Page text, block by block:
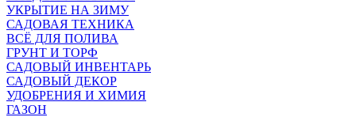
УКРЫТИЕ НА ЗИМУ
САДОВАЯ ТЕХНИКА
ВСЁ ДЛЯ ПОЛИВА
ГРУНТ И ТОРФ
САДОВЫЙ ИНВЕНТАРЬ
САДОВЫЙ ДЕКОР
УДОБРЕНИЯ И ХИМИЯ
ГАЗОН